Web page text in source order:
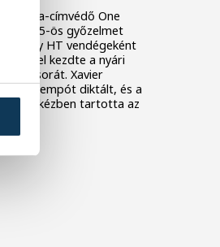
Kupa-címvédő One
44–25-ös győzelmet
HT vendégeként
sikerrel kezdte a nyári
sorát. Xavier
nagy tempót diktált, és a
kézben tartotta az